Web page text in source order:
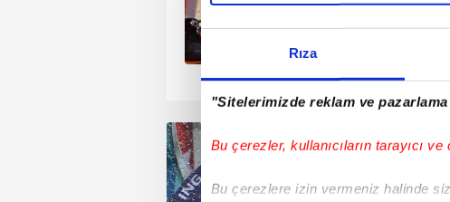
Rıza
"Sitelerimizde reklam ve
Bu çerezler, kullanıcıların tarayıcı ve
Bu çerezlere izin vermeniz halinde
1 2 3 4 5